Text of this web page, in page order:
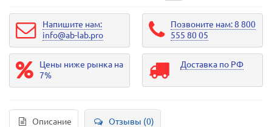
Напишите нам:
info@ab-lab.pro
Позвоните нам: 8 800
555 80 05
Цены ниже рынка на
7%
Доставка по РФ
Описание Отзывы (0)